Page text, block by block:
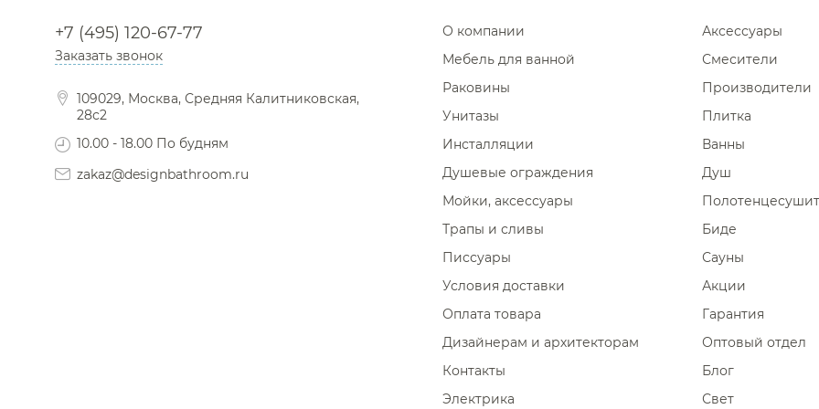
+7 (495) 120-67-77
Заказать звонок
109029, Москва, Средняя Калитниковская,
28с2
10.00 - 18.00 По будням
zakaz@designbathroom.ru
О компании
Аксессуары
Мебель для ванной
Смесители
Раковины
Производители
Унитазы
Плитка
Инсталляции
Ванны
Душевые ограждения
Душ
Мойки, аксессуары
Трапы и сливы
Биде
Писсуары
Сауны
Условия доставки
Акции
Оплата товара
Гарантия
Дизайнерам и архитекторам
Оптовый отдел
Контакты
Блог
Электрика
Свет